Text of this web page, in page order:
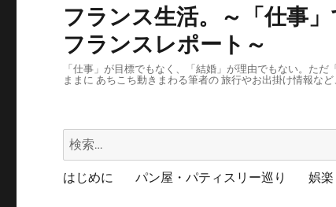
フランス生活。～「仕事
フランスレポート～
「仕事」が目標でもなく、「結婚」が理由でもない。た
ままに あちこち動きまわる筆者の 旅行やお出掛け情報な
検
索:
はじめに パン屋・パティスリー巡り 娯楽